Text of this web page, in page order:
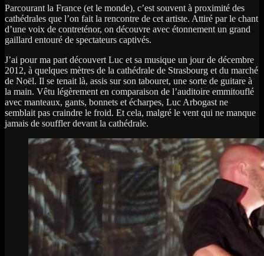
Parcourant la France (et le monde), c’est souvent à proximité des
cathédrales que l’on fait la rencontre de cet artiste. Attiré par le chant
d’une voix de contreténor, on découvre avec étonnement un grand
gaillard entouré de spectateurs captivés.
J’ai pour ma part découvert Luc et sa musique un jour de décembre
2012, à quelques mètres de la cathédrale de Strasbourg et du marché
de Noël. Il se tenait là, assis sur son tabouret, une sorte de guitare à
la main. Vêtu légèrement en comparaison de l’auditoire emmitouflé
avec manteaux, gants, bonnets et écharpes, Luc Arbogast ne
semblait pas craindre le froid. Et cela, malgré le vent qui ne manque
jamais de souffler devant la cathédrale.